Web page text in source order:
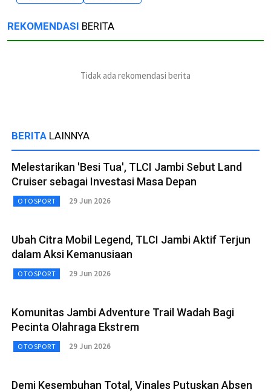
REKOMENDASI BERITA
Tidak ada rekomendasi berita
BERITA LAINNYA
Melestarikan 'Besi Tua', TLCI Jambi Sebut Land
Cruiser sebagai Investasi Masa Depan
OTOSPORT 29 Jun 2026
Ubah Citra Mobil Legend, TLCI Jambi Aktif Terjun
dalam Aksi Kemanusiaan
OTOSPORT 29 Jun 2026
Komunitas Jambi Adventure Trail Wadah Bagi
Pecinta Olahraga Ekstrem
OTOSPORT 29 Jun 2026
Demi Kesembuhan Total, Vinales Putuskan Absen